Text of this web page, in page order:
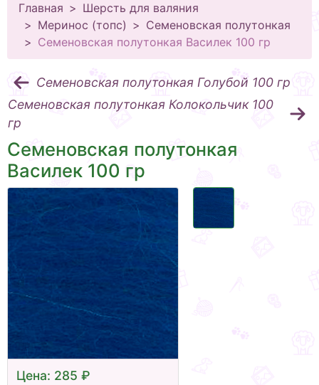
Главная
Шерсть для валяния
Меринос (топс)
Семеновская полутонкая
Семеновская полутонкая Василек 100 гр
Семеновская полутонкая Голубой 100 гр
Семеновская полутонкая Колокольчик 100
гр
Семеновская полутонкая
Василек 100 гр
Цена: 285 ₽